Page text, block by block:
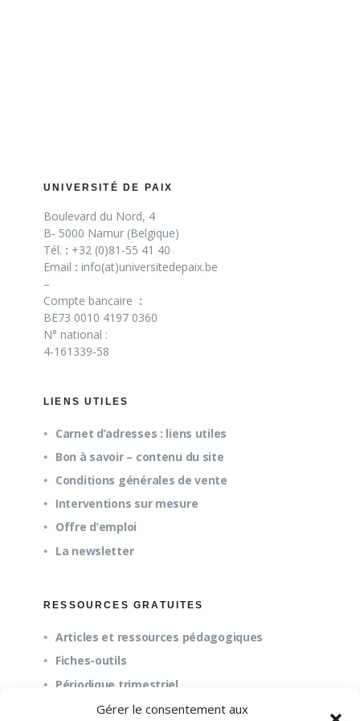
Gérer le consentement aux
UNIVERSITÉ DE PAIX
Boulevard du Nord, 4
B- 5000 Namur (Belgique)
Tél. : +32 (0)81-55 41 40
Email : info(at)universitedepaix.be
–
Compte bancaire :
BE73 0010 4197 0360
N° national :
4-161339-58
LIENS UTILES
Carnet d’adresses : liens utiles
Bon à savoir – contenu du site
Conditions générales de vente
Interventions sur mesure
Offre d’emploi
La newsletter
RESSOURCES GRATUITES
Articles et ressources pédagogiques
Fiches-outils
Périodique trimestriel